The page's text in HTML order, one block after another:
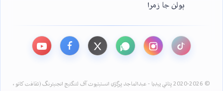
ٻولن جا زمرا
© 2020-2026 ڀٽائي پيڊيا - عبدالماجد ڀرڳڙي انسٽيٽيوٽ آف لئنگئيج انجنيئرنگ (ثقافت کاتو،